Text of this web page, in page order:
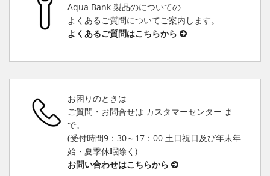
Aqua Bank 製品のについての
よくあるご質問についてご案内します。
よくあるご質問はこちらから
お困りのときは
ご質問・お問合せは カスタマーセンター ま
で。
(受付時間9：30～17：00 土日祝日及び年末年
始・夏季休暇除く)
お問い合わせはこちらから